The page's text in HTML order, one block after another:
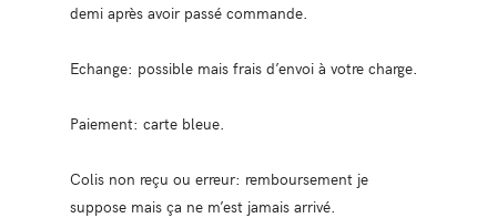
demi après avoir passé commande.
Echange: possible mais frais d’envoi à votre charge.
Paiement: carte bleue.
Colis non reçu ou erreur: remboursement je
suppose mais ça ne m’est jamais arrivé.